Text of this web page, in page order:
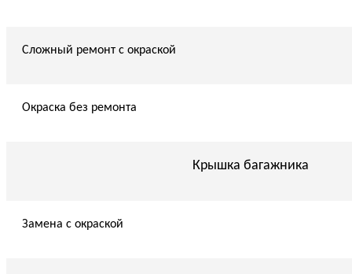
Сложный ремонт с окраской
Окраска без ремонта
Крышка багажника
Замена с окраской